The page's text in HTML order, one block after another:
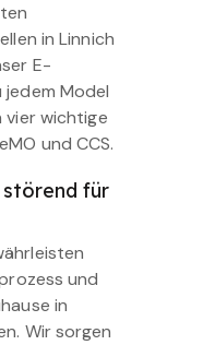
in Linnich
E-
jedem Model
vier wichtige
und CCS.
für
und
in
Wir sorgen